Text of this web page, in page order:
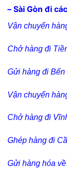
– Sài Gòn đi
Vận chuyển
Chở hàng đi
Gửi hàng đi Bến
Vận chuyển
Chở hàng đi
Ghép hàng đi
Gửi hàng hóa